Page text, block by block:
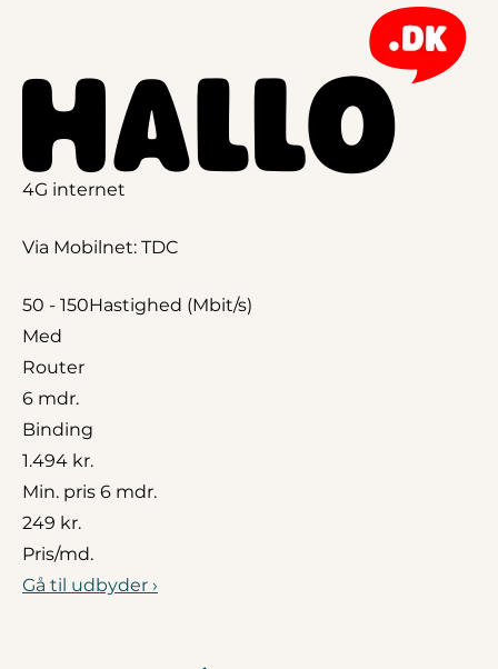
4G internet
Via Mobilnet: TDC
50 - 150Hastighed (Mbit/s)
Med
Router
6 mdr.
Binding
1.494 kr.
Min. pris 6 mdr.
249 kr.
Pris/md.
Gå til udbyder ›